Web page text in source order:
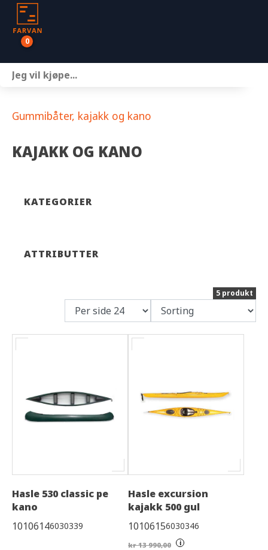
0
Gummibåter, kajakk og kano
KAJAKK OG KANO
KATEGORIER
ATTRIBUTTER
5 produkt
Hasle 530 classic pe
kano
10106146030339
Hasle excursion
kajakk 500 gul
10106156030346
kr 13 990,00 i